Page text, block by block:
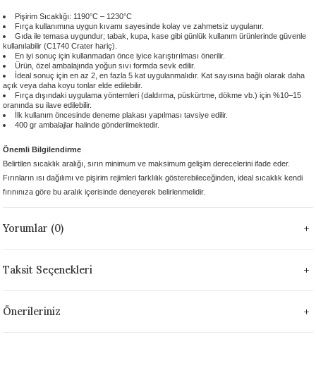
1305 °C
°C
- 1222 °C
- 1046 °C
°C
1046 °C
- 1046 °C
Pişirim Sıcaklığı: 1190°C – 1230°C
Fırça kullanımına uygun kıvamı sayesinde kolay ve zahmetsiz uygulanır.
Gıda ile temasa uygundur; tabak, kupa, kase gibi günlük kullanım ürünlerinde güvenle
kullanılabilir (C1740 Crater hariç).
En iyi sonuç için kullanmadan önce iyice karıştırılması önerilir.
Ürün, özel ambalajında yoğun sıvı formda sevk edilir.
İdeal sonuç için en az 2, en fazla 5 kat uygulanmalıdır. Kat sayısına bağlı olarak daha
açık veya daha koyu tonlar elde edilebilir.
Fırça dışındaki uygulama yöntemleri (daldırma, püskürtme, dökme vb.) için %10–15
oranında su ilave edilebilir.
İlk kullanım öncesinde deneme plakası yapılması tavsiye edilir.
400 gr ambalajlar halinde gönderilmektedir.
Önemli Bilgilendirme
Belirtilen sıcaklık aralığı, sırın minimum ve maksimum gelişim derecelerini ifade eder.
Fırınların ısı dağılımı ve pişirim rejimleri farklılık gösterebileceğinden, ideal sıcaklık kendi
fırınınıza göre bu aralık içerisinde deneyerek belirlenmelidir.
Yorumlar (0)
Taksit Seçenekleri
Önerileriniz